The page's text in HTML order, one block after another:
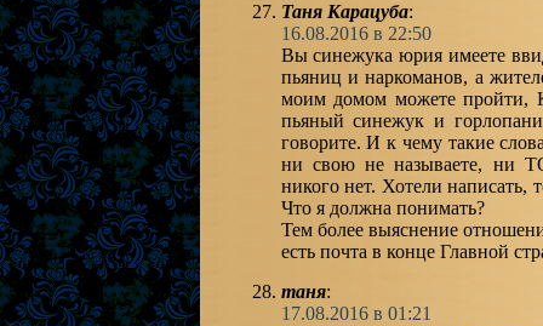
Таня Карацуба:
16.08.2016 в 22:50
Вы синежука юрия имеете
пьяниц и наркоманов, а
моим домом можете пройти,
пьяный синежук и
говорите. И к чему такие
ни свою не называете, ни
никого нет. Хотели написать,
Что я должна понимать?
Тем более выяснение
есть почта в конце Главной
таня:
17.08.2016 в 01:21